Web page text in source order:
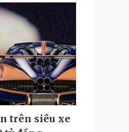
trên siêu xe